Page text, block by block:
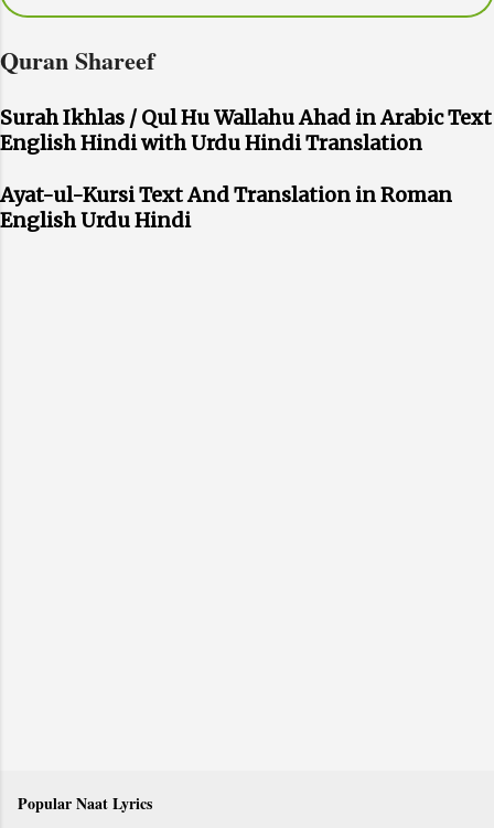
Quran Shareef
Surah Ikhlas / Qul Hu Wallahu Ahad in Arabic Text
English Hindi with Urdu Hindi Translation
Ayat-ul-Kursi Text And Translation in Roman
English Urdu Hindi
Popular Naat Lyrics